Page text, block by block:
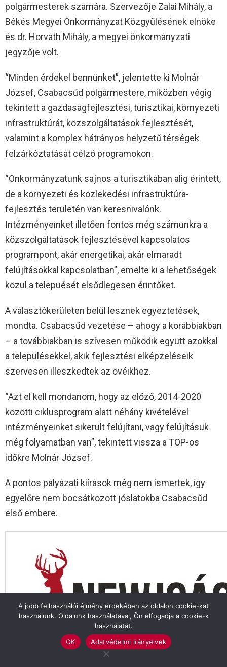
polgármesterek számára. Szervezője Zalai Mihály, a
Békés Megyei Önkormányzat Közgyűlésének elnöke
és dr. Horváth Mihály, a megyei önkormányzati
jegyzője volt.
“Minden érdekel bennünket”, jelentette ki Molnár
József, Csabacsűd polgármestere, miközben végig
tekintett a gazdaságfejlesztési, turisztikai, környezeti
infrastruktúrát, közszolgáltatások fejlesztését,
valamint a komplex hátrányos helyzetű térségek
felzárkóztatását célzó programokon.
“Önkormányzatunk sajnos a turisztikában alig érintett,
de a környezeti és közlekedési infrastruktúra-
fejlesztés területén van keresnivalónk.
Intézményeinket illetően fontos még számunkra a
közszolgáltatások fejlesztésével kapcsolatos
programpont, akár energetikai, akár elmaradt
felújításokkal kapcsolatban”, emelte ki a lehetőségek
közül a telepüését elsődlegesen érintőket.
A választókerületen belül lesznek egyeztetések,
mondta. Csabacsűd vezetése – ahogy a korábbiakban
– a továbbiakban is szívesen működik együtt azokkal
a településekkel, akik fejlesztési elképzeléseik
szervesen illeszkedtek az övéikhez.
“Azt el kell mondanom, hogy az előző, 2014-2020
közötti ciklusprogram alatt néhány kivételével
intézményeinket sikerült felújítani, vagy felújításuk
még folyamatban van”, tekintett vissza a TOP-os
időkre Molnár József.
A pontos pályázati kiírások még nem ismertek, így
egyelőre nem bocsátkozott jóslatokba Csabacsűd
első embere.
A jobb felhasználói élmény érdekében az oldalon cookie-kat
használunk. Oldalunk használatával, Ön elfogadja a cookie-k
használatát.
OK
Adatvédelmi irányelvek